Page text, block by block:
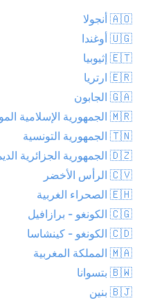
🇦🇴 أنجولا
🇺🇬 أوغندا
🇪🇹 إثيوبيا
🇪🇷 ارتريا
🇬🇦 الجابون
🇲🇷 الجمهورية الإسلامية الموريتانية
🇹🇳 الجمهورية التونسية
🇩🇿 الجمهورية الجزائرية الديمقراطية الشعبية
🇨🇻 الرأس الأخضر
🇪🇭 الصحراء الغربية
🇨🇬 الكونغو - برازافيل
🇨🇩 الكونغو - كينشاسا
🇲🇦 المملكة المغربية
🇧🇼 بتسوانا
🇧🇯 بنين